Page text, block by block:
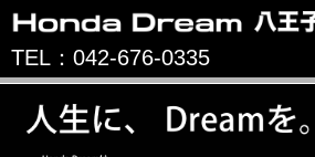
TEL：042-676-0335